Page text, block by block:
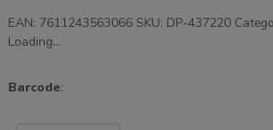
EAN: 7611243563066 SKU: DP-437220
Loading...
Barcode: